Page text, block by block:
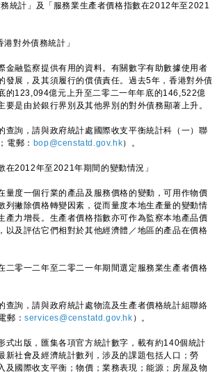
統計」及「服務業生產者價格指數在2012年至2021
對外債務統計」
融監察提供有用的資料。有關數字有助數據使用者
發展，及其須履行的償債責任。過去5年，香港對外債
的123,094億元上升至二零二一年年底的146,522億
是由於銀行界別及其他界別的對外債務顯著上升。
詢，請與政府統計處國際收支平衡統計科（一）聯
電郵： bop@censtatd.gov.hk）。
在2012年至2021年期間的變動情況」
度一個行業的產品及服務價格的變動，可用作物價
列撇除價格轉變因素，從而量度本地生產量的變動情
產力增長。生產者價格指數亦可作為監察本地產品價
以及評估它們相對於其他經濟體／地區的產品在價格
零一二年至二零二一年期間選定服務業生產者價格
詢，請與政府統計處物流及生產者價格統計組聯絡
郵：services@censtatd.gov.hk ）。
出版，匯集各項官方統計數字，載有約140個統計
新社會及經濟統計數列，涉及的課題包括人口；勞
及國際收支平衡；物價；業務表現；能源；房屋及物